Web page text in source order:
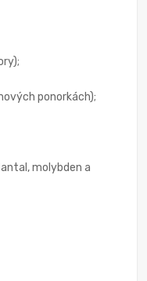
ponorkách);
molybden a